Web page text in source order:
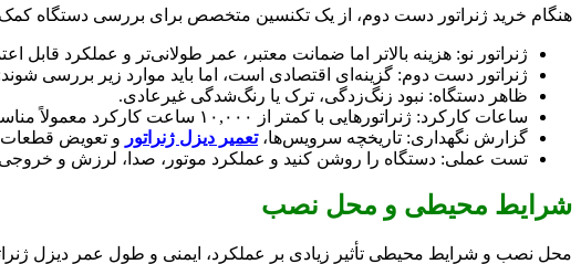
هنگام خرید ژنراتور دست دوم، از یک تکنسین متخصص برای بررسی دستگاه کمک بگیرید و مهلت تست
ژنراتور نو: هزینه بالاتر اما ضمانت معتبر، عمر طولانی‌تر و عملکرد قابل
ژنراتور دست دوم: گزینه‌ای اقتصادی است، اما باید موارد زیر بررسی
ظاهر دستگاه: نبود زنگ‌زدگی، ترک یا رنگ‌شدگی غیرعادی.
ساعات کارکرد: ژنراتورهایی با کمتر از ۱۰,۰۰۰ ساعت کارکرد معمولاً مناسب‌تر هستند.
گزارش نگهداری: تاریخچه سرویس‌ها،تعمیر دیزل ژنراتور و تعویض قطعات
تست عملی: دستگاه را روشن کنید و عملکرد موتور، صدا، لرزش و خروجی
شرایط محیطی و محل نصب
محل نصب و شرایط محیطی تأثیر زیادی بر عملکرد، ایمنی و طول عمر دیزل